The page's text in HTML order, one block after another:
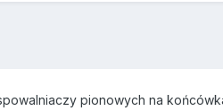
pionowych na